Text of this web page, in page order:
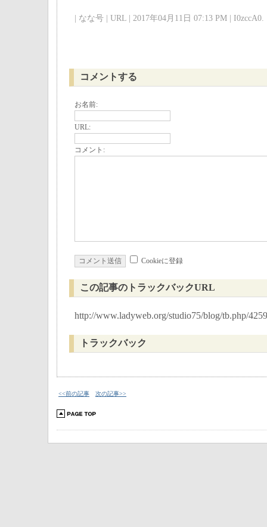
| なな号 | URL | 2017年04月11日 07:13 PM | I0zccA0.
コメントする
お名前:
URL:
コメント:
Cookieに登録
この記事のトラックバックURL
http://www.ladyweb.org/studio75/blog/tb.php/4259
トラックバック
<<前の記事 次の記事>>